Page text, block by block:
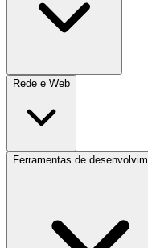
Rede e Web
Ferramentas de